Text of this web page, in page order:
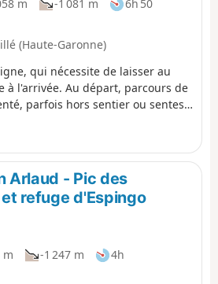
m -1 081 m
6h 50
(Haute-Garonne)
qui nécessite de laisser au
à l'arrivée. Au départ, parcours de
parfois hors sentier ou sentes
le Pic de Paloumère offrant de
sur le Piémont au Nord que sur
au Sud, à l'Est et à l'Ouest. La
d'arrivée est très varié : sentiers
crêtes, sentes anciennes un
marquées, des forêts de hêtres
pas les sangliers et les
Arlaud - Pic des
refuge d'Espingo
m -1 247 m
4h